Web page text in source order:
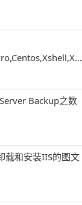
Backup之数
和安装IIS的图文